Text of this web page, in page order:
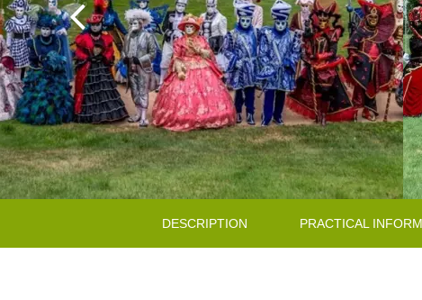
DESCRIPTION PRACTICAL